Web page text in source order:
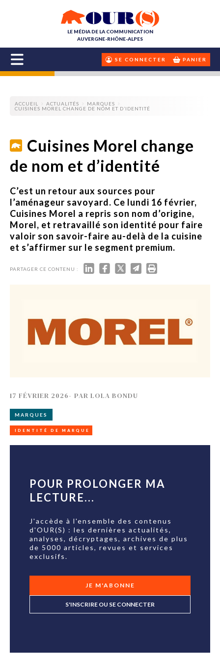
LE MÉDIA DE LA COMMUNICATION
AUVERGNE-RHÔNE-ALPES
SE CONNECTER PANIER
ACCUEIL ACTUALITÉS
MARQUES
CUISINES MOREL CHANGE DE NOM ET D’IDENTITÉ
Cuisines Morel change
de nom et d’identité
C’est un retour aux sources pour
l’aménageur savoyard. Ce lundi 16 février,
Cuisines Morel a repris son nom d’origine,
Morel, et retravaillé son identité pour faire
valoir son savoir-faire au-delà de la cuisine
et s’affirmer sur le segment premium.
PARTAGER CE CONTENU :
17 FÉVRIER 2026- PAR LOLA BONDU
MARQUES
IDENTITÉ DE MARQUE
POUR PROLONGER MA
LECTURE...
J'accède à l'ensemble des contenus
d'OUR(S) : les dernières actualités,
analyses, décryptages, archives de plus
de 5000 articles, revues et services
exclusifs.
JE M'ABONNE
S'INSCRIRE OU SE CONNECTER